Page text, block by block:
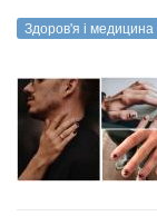
Здоров'я і медицина